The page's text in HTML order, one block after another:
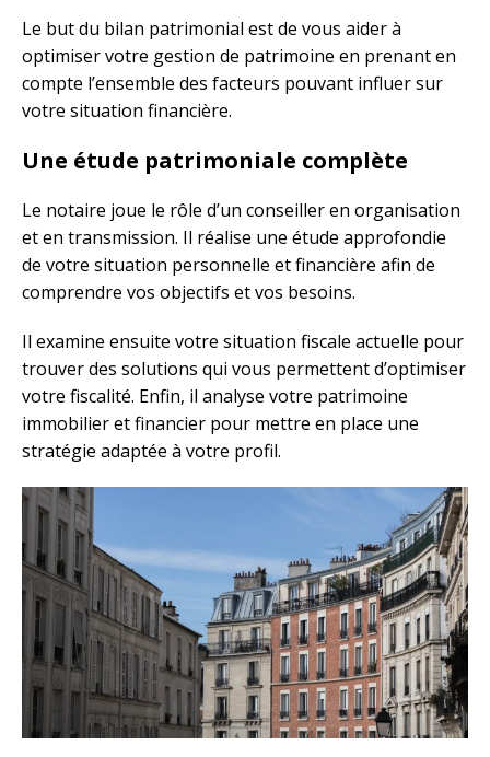
Le but du bilan patrimonial est de vous aider à
optimiser votre gestion de patrimoine en prenant en
compte l’ensemble des facteurs pouvant influer sur
votre situation financière.
Une étude patrimoniale complète
Le notaire joue le rôle d’un conseiller en organisation
et en transmission. Il réalise une étude approfondie
de votre situation personnelle et financière afin de
comprendre vos objectifs et vos besoins.
Il examine ensuite votre situation fiscale actuelle pour
trouver des solutions qui vous permettent d’optimiser
votre fiscalité. Enfin, il analyse votre patrimoine
immobilier et financier pour mettre en place une
stratégie adaptée à votre profil.